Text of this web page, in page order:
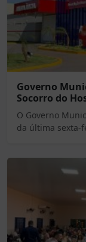
Governo
Socorro do
O Governo
da última sexta-